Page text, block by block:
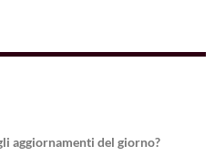
aggiornamenti del giorno?